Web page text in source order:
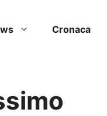
Cronaca